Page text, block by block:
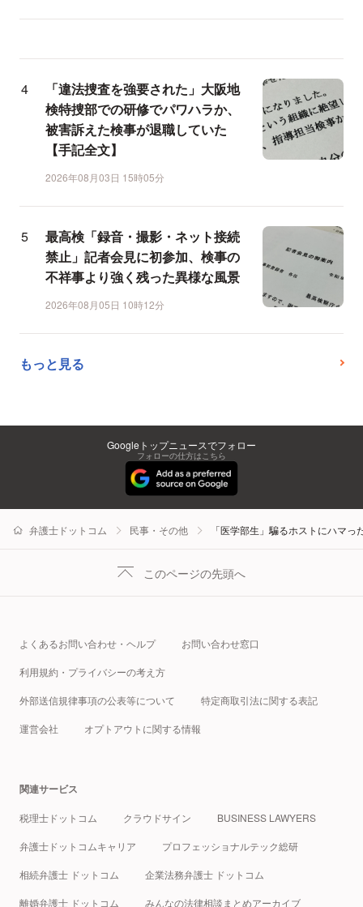
「違法捜査を強要された」大阪地
検特捜部での研修でパワハラか、
被害訴えた検事が退職していた
【手記全文】
2026年08月03日 15時05分
最高検「録音・撮影・ネット接続
禁止」記者会見に初参加、検事の
不祥事より強く残った異様な風景
2026年08月05日 10時12分
もっと見る
Googleトップニュースでフォロー
フォローの仕方はこちら
弁護士ドットコム 民事・その他 「医学部生」騙るホストにハマ
このページの先頭へ
よくあるお問い合わせ・ヘルプ お問い合わせ窓口
利用規約・プライバシーの考え方
外部送信規律事項の公表等について 特定商取引法に関する表記
運営会社 オプトアウトに関する情報
関連サービス
税理士ドットコム クラウドサイン BUSINESS LAWYERS
弁護士ドットコムキャリア プロフェッショナルテック総研
相続弁護士 ドットコム 企業法務弁護士 ドットコム
離婚弁護士 ドットコム みんなの法律相談まとめアーカイブ